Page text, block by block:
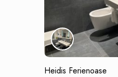
Heidis Ferienoase